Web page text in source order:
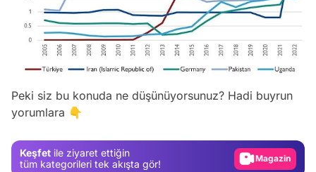
Peki siz bu konuda ne düşünüyorsunuz? Hadi buyrun
yorumlara 👇
Keşfet ile ziyaret ettiğin
tüm kategorileri tek akışta gör!
Magazin